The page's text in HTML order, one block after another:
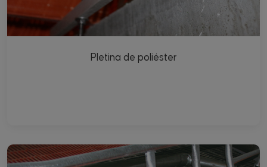
Pletina de poliéster